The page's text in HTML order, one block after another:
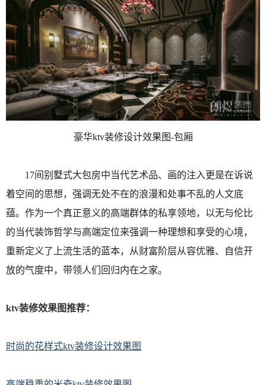
豪华ktv装修设计效果图-包厢
17间别墅式大包房中当代艺术品、画的注入更是在诉说
着空间的思想，强调无处不在的浪漫和处事不乱的人文底
蕴。作为一个真正意义的高端群体的私享领地，以无与伦比
的当代装饰哲学与高端定位来强调一种理想和享受的心境，
重新定义了上流生活的蓝本，从财富阶层从容优雅、自信开
放的气度中，带领人们回归内在之家。
ktv装修效果图推荐：
时尚的花样式ktv装修设计效果图